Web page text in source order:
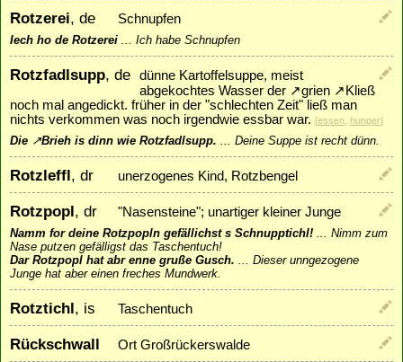
Rotzerei, de Schnupfen
Iech ho de Rotzerei ... Ich habe Schnupfen
Rotzfadlsupp, de
dünne Kartoffelsuppe, meist
abgekochtes Wasser der ↗grien ↗ Kließ
noch mal angedickt. früher in der "schlechten Zeit" ließ man
nichts verkommen was noch irgendwie essbar war. [essen hunger]
Die ↗Brieh is dinn wie Rotzfadlsupp. ... Deine Suppe ist recht dünn.
Rotzleffl, dr unerzogenes Kind, Rotzbengel
Rotzpopl, dr "Nasensteine"; unartiger kleiner Junge
Namm for deine Rotzpopln gefällichst s Schnupptichl! ... Nimm zum
Nase putzen gefälligst das Taschentuch!
Dar Rotzpopl hat abr enne gruße Gusch. ... Dieser unngezogene
Junge hat aber einen freches Mundwerk.
Rotztichl, is Taschentuch
Rückschwall Ort Großrückerswalde